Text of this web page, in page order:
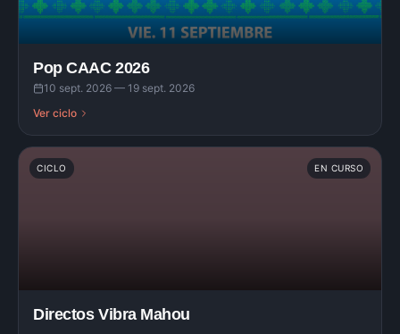
Pop CAAC 2026
10 sept. 2026 — 19 sept. 2026
Ver ciclo
CICLO EN CURSO
Directos Vibra Mahou